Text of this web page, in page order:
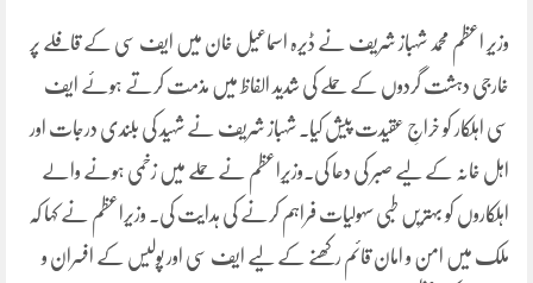
وزیرِ اعظم محمد شہباز شریف نے ڈیرہ اسماعیل خان میں ایف سی کے قافلے پر
خارجی دہشت گردوں کے حملے کی شدید الفاظ میں مذمت کرتے ہوئے ایف
سی اہلکار کو خراجِ عقیدت پیش کیا۔ شہباز شریف نے شہید کی بلندی درجات اور
اہل خانہ کے لیے صبر کی دعا کی۔وزیرِاعظم نے حملے میں زخمی ہونے والے
اہلکاروں کو بہتریں طبی سہولیات فراہم کرنے کی ہدایت کی۔ وزیراعظم نے کہا کہ
ملک میں امن و امان قائم رکھنے کے لیے ایف سی اور پولیس کے افسران و